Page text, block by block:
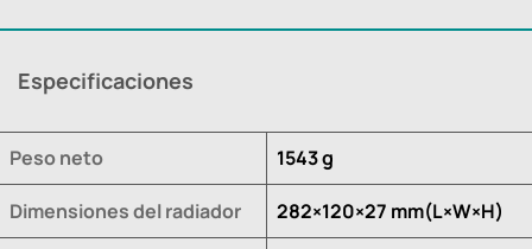
Especificaciones
Peso neto 1543 g
Dimensiones del radiador 282×120×27 mm(L×W×H)